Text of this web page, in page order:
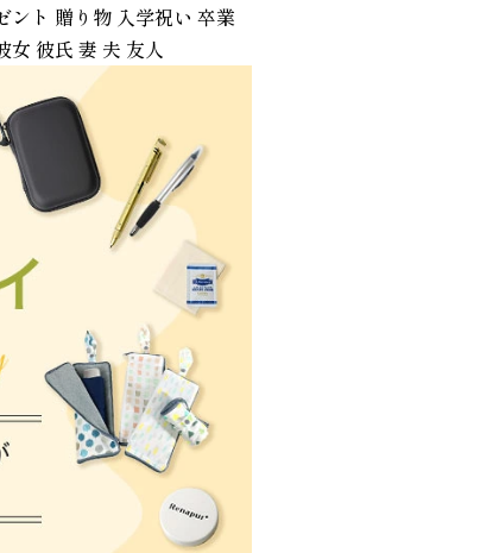
ント 贈り物 入学祝い 卒業
彼氏 妻 夫 友人